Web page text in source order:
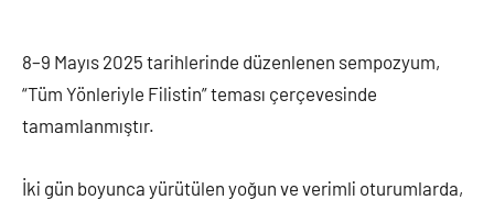
8–9 Mayıs 2025 tarihlerinde düzenlenen sempozyum,
“Tüm Yönleriyle Filistin” teması çerçevesinde
tamamlanmıştır.
İki gün boyunca yürütülen yoğun ve verimli oturumlarda,